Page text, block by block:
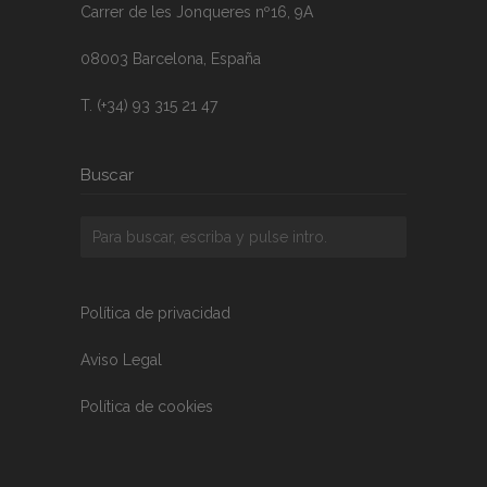
Carrer de les Jonqueres nº16, 9A
08003 Barcelona, España
T. (+34) 93 315 21 47
Buscar
Política de privacidad
Aviso Legal
Política de cookies